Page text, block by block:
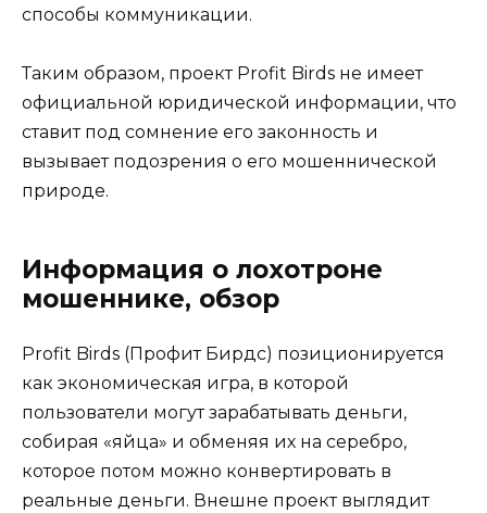
способы коммуникации.
Таким образом, проект Profit Birds не имеет
официальной юридической информации, что
ставит под сомнение его законность и
вызывает подозрения о его мошеннической
природе.
Информация о лохотроне
мошеннике, обзор
Profit Birds (Профит Бирдс) позиционируется
как экономическая игра, в которой
пользователи могут зарабатывать деньги,
собирая «яйца» и обменяя их на серебро,
которое потом можно конвертировать в
реальные деньги. Внешне проект выглядит